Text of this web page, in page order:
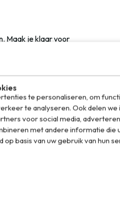
te personaliseren, om
te analyseren. Ook delen
voor social media,
met andere informatie die
basis van uw gebruik van hun
Maak je klaar voor
noemen!
en loopt van het
Je kunt
uur duren. Je wandelt op
Kitzsteinhorn en
waar ze
En van hieruit kun je
kilometer lang.
meter hoogte. Het is